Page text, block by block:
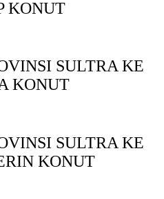
KONUT
SULTRA KE
KONUT
SULTRA KE
KONUT